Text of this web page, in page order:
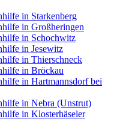
in Starkenberg
in Großheringen
in Schochwitz
in Jesewitz
in Thierschneck
in Bröckau
in Hartmannsdorf bei
in Nebra (Unstrut)
in Klosterhäseler